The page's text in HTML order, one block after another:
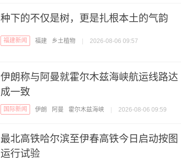
种下的不仅是树，更是扎根本土的气韵
福建新闻 福建 乡土植物 2026-08-06 09:57
伊朗称与阿曼就霍尔木兹海峡航运线路达
成一致
国际新闻 伊朗 阿曼 霍尔木兹海峡 2026-08-06 09:59
最北高铁哈尔滨至伊春高铁今日启动按图
运行试验